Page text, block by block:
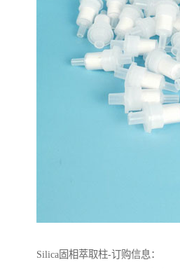
Silica固相萃取柱-订购信息：